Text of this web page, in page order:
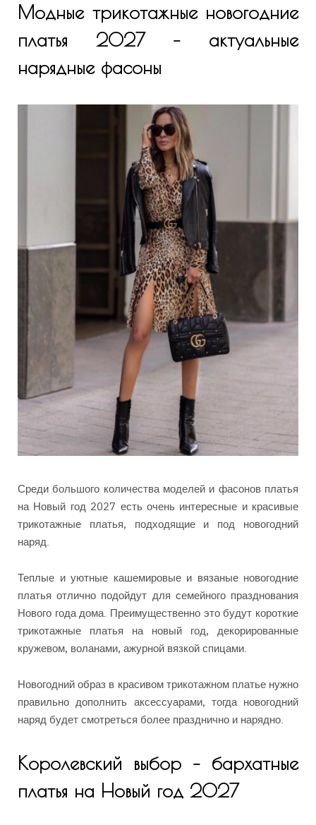
Модные трикотажные новогодние
платья 2027 – актуальные
нарядные фасоны
Среди большого количества моделей и фасонов платья
на Новый год 2027 есть очень интересные и красивые
трикотажные платья, подходящие и под новогодний
наряд.
Теплые и уютные кашемировые и вязаные новогодние
платья отлично подойдут для семейного празднования
Нового года дома. Преимущественно это будут короткие
трикотажные платья на новый год, декорированные
кружевом, воланами, ажурной вязкой спицами.
Новогодний образ в красивом трикотажном платье нужно
правильно дополнить аксессуарами, тогда новогодний
наряд будет смотреться более празднично и нарядно.
Королевский выбор – бархатные
платья на Новый год 2027